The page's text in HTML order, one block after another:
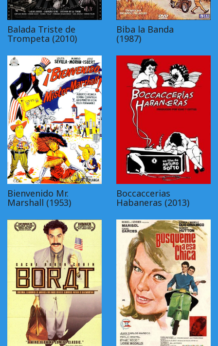
Balada Triste de
Trompeta (2010)
Biba la Banda
(1987)
Bienvenido Mr.
Marshall (1953)
Boccaccerias
Habaneras (2013)